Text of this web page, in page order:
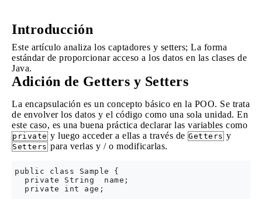
Introducción
Este artículo analiza los captadores y setters; La forma
estándar de proporcionar acceso a los datos en las clases de
Java.
Adición de Getters y Setters
La encapsulación es un concepto básico en la POO. Se trata
de envolver los datos y el código como una sola unidad. En
este caso, es una buena práctica declarar las variables como
private y luego acceder a ellas a través de Getters y
Setters para verlas y / o modificarlas.
public class Sample {
  private String  name;
  private int age;